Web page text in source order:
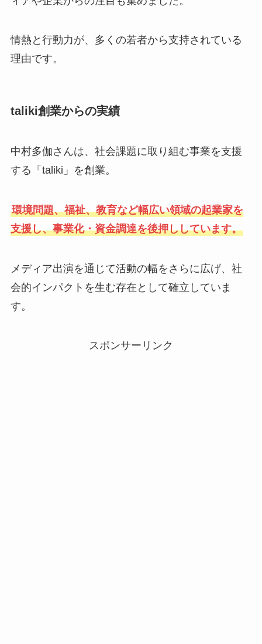
情熱と行動力が、多くの若者から支持されている
理由です。
taliki創業からの実績
中村多伽さんは、社会課題に取り組む事業を支援
する「taliki」を創業。
環境問題、福祉、教育など幅広い領域の起業家を
支援し、事業化・資金調達を後押ししています。
メディア出演を通じて活動の幅をさらに広げ、社
会的インパクトを生む存在として確立していま
す。
スポンサーリンク